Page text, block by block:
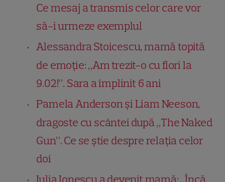
Ce mesaj a transmis celor care vor
să-i urmeze exemplul
Alessandra Stoicescu, mamă topită
de emoție: „Am trezit-o cu flori la
9.02!”. Sara a împlinit 6 ani
Pamela Anderson și Liam Neeson,
dragoste cu scântei după „The Naked
Gun”. Ce se știe despre relația celor
doi
Iulia Ionescu a devenit mamă: „Încă